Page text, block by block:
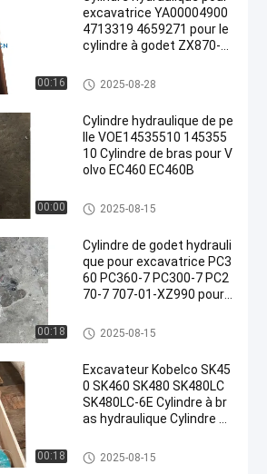
00:16
excavatrice YA00004900
4713319 4659271 pour le
cylindre à godet ZX870-5
Cylindre de seau
2025-08-28
00:00
Cylindre hydraulique de pe
lle VOE14535510 145355
10 Cylindre de bras pour V
olvo EC460 EC460B
Cylindre de bras
2025-08-15
00:18
Cylindre de godet hydrauli
que pour excavatrice PC3
60 PC360-7 PC300-7 PC2
70-7 707-01-XZ990 pour
Cylindre à flèche
2025-08-15
00:18
Excavateur Kobelco SK45
0 SK460 SK480 SK480LC
SK480LC-6E Cylindre à br
as hydraulique Cylindre à
Cylindre hydraulique pour exca
vatrice
2025-08-15